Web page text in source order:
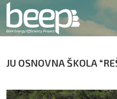
JU OSNOVNA ŠKOLA